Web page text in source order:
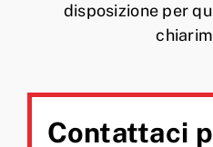
disposizione per
Contattaci